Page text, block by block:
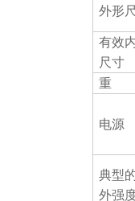
外形
有效
尺寸
重
电源
典型
外强